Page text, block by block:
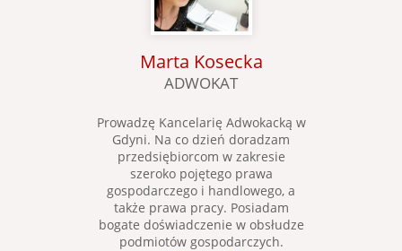
Marta Kosecka
ADWOKAT
Prowadzę Kancelarię Adwokacką w
Gdyni. Na co dzień doradzam
przedsiębiorcom w zakresie
szeroko pojętego prawa
gospodarczego i handlowego, a
także prawa pracy. Posiadam
bogate doświadczenie w obsłudze
podmiotów gospodarczych.